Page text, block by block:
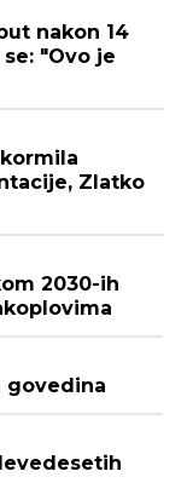
nakon 14
"Ovo je
Zlatko
2030-ih
govedina